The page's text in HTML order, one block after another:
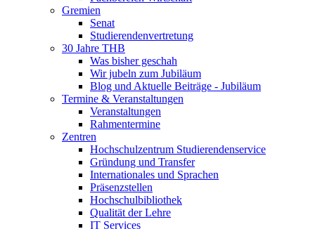
Gremien
Senat
Studierendenvertretung
30 Jahre THB
Was bisher geschah
Wir jubeln zum Jubiläum
Blog und Aktuelle Beiträge - Jubiläum
Termine & Veranstaltungen
Veranstaltungen
Rahmentermine
Zentren
Hochschulzentrum Studierendenservice
Gründung und Transfer
Internationales und Sprachen
Präsenzstellen
Hochschulbibliothek
Qualität der Lehre
IT Services